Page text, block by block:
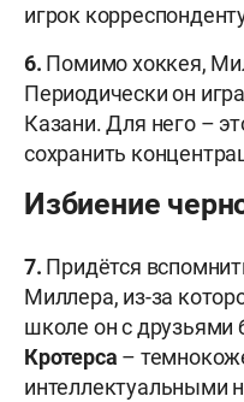
игрок
6. Помимо хоккея,
Периодически он
Казани. Для него –
сохранить
Избиение
7. Придётся
Миллера, из-за
школе он с друзьями
Кротерса –
интеллектуальными